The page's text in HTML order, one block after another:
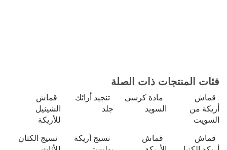
فئات المنتجات ذات الصلة
قماش
أريكة من
السويت
مادة كرسي
السويد
تنجيد أرائك
جلد
قماش
الشينيل
للأريكة
قماش
قماش
نسيج أريكة
نسيج الكتان